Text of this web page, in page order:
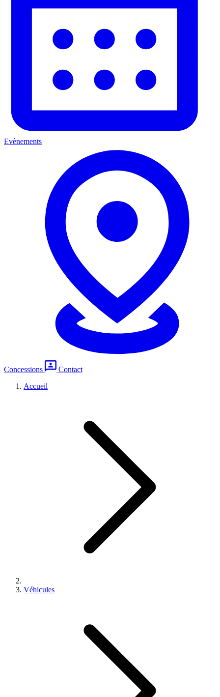
Evènements
Concessions
Contact
Accueil
Véhicules